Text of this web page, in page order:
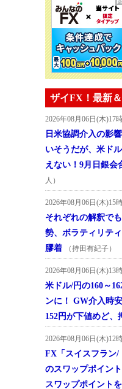
ザイFX！最新
2026年08月06日(木)17
日米協調介入の影
いそうだが、米ド
えない！9月日銀
人）
2026年08月06日(木)15
それぞれの解釈で
勢、ボラティリテ
膠着
（持田有紀子）
2026年08月06日(木)13
米ドル/円の160～
ンに！ GW介入時
152円が下値めど
2026年08月06日(木)12
FX「スイスフラン/
のスワップポイン
スワップポイント